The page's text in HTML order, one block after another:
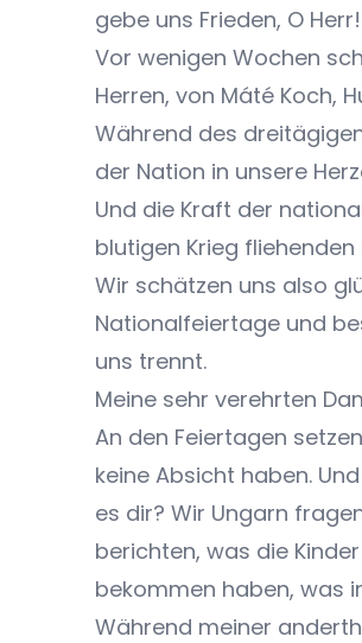
gebe uns Frieden, O Herr!
Vor wenigen Wochen
Herren, von Máté Koch,
Während des
der Nation in unsere
Und die Kraft der
blutigen Krieg
Wir schätzen uns also
Nationalfeiertage und
uns trennt.
Meine sehr verehrten
An den Feiertagen
keine Absicht haben.
es dir? Wir Ungarn
berichten, was die
bekommen haben, was
Während meiner